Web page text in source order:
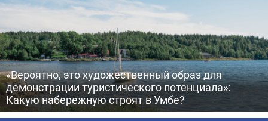
«Вероятно, это художественный образ для
демонстрации туристического потенциала»:
Какую набережную строят в Умбе?